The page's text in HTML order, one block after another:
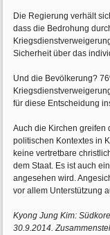
Die Regierung verhält
dass die Bedrohung
Sicherheit über das
Und die Bevölkerung?
für diese Entscheidung
Auch die Kirchen greifen
politischen Kontextes in
keine vertretbare
dem Staat. Es ist auch
angesehen wird.
vor allem Unterstützung
Kyong Jung Kim:
30.9.2014.